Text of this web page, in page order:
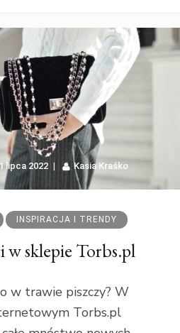
lipca 2022 Kasia Kraśko
INSPIRACJA I TRENDY
w sklepie Torbs.pl
w trawie piszczy? W
Torbs.pl